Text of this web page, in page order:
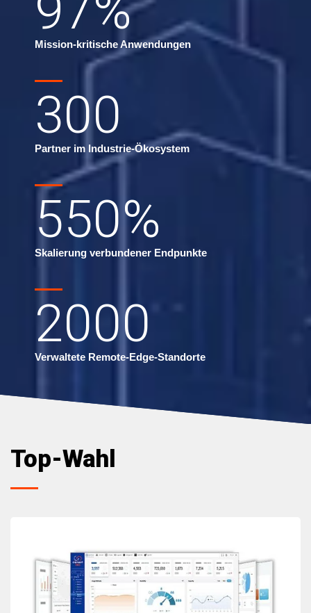
Mission-kritische Anwendungen
300
Partner im Industrie-Ökosystem
550%
Skalierung verbundener Endpunkte
2000
Verwaltete Remote-Edge-Standorte
Top-Wahl